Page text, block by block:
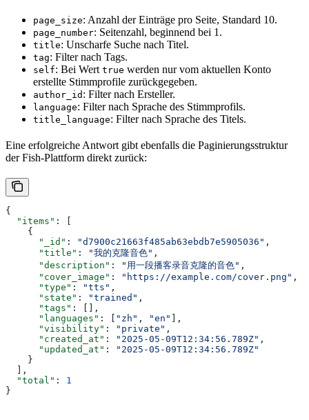
page_size: Anzahl der Einträge pro Seite, Standard 10.
page_number: Seitenzahl, beginnend bei 1.
title: Unscharfe Suche nach Titel.
tag: Filter nach Tags.
self: Bei Wert true werden nur vom aktuellen Konto
erstellte Stimmprofile zurückgegeben.
author_id : Filter nach Ersteller.
language: Filter nach Sprache des Stimmprofils.
title_language: Filter nach Sprache des Titels.
Eine erfolgreiche Antwort gibt ebenfalls die Paginierungsstruktur
der Fish-Plattform direkt zurück:
{
  "items"
: [
    {
      "_id"
: "d7900c21663f485ab63ebdb7e5905036" ,
      "title"
: "我的克隆音色" ,
      "description"
: "用一段播客录音克隆的音色" ,
      "cover_image"
: "https://example.com/cover.png" ,
      "type"
: "tts" ,
      "state"
: "trained" ,
      "tags"
: [],
      "languages"
: [ "zh" , "en" ],
      "visibility"
: "private" ,
      "created_at"
: "2025-05-09T12:34:56.789Z" ,
      "updated_at"
:
"2025-05-09T12:34:56.789Z"
    }
  ],
  "total"
: 1
}